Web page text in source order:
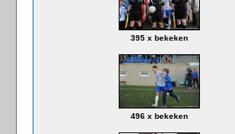
395 x bekeken
496 x bekeken